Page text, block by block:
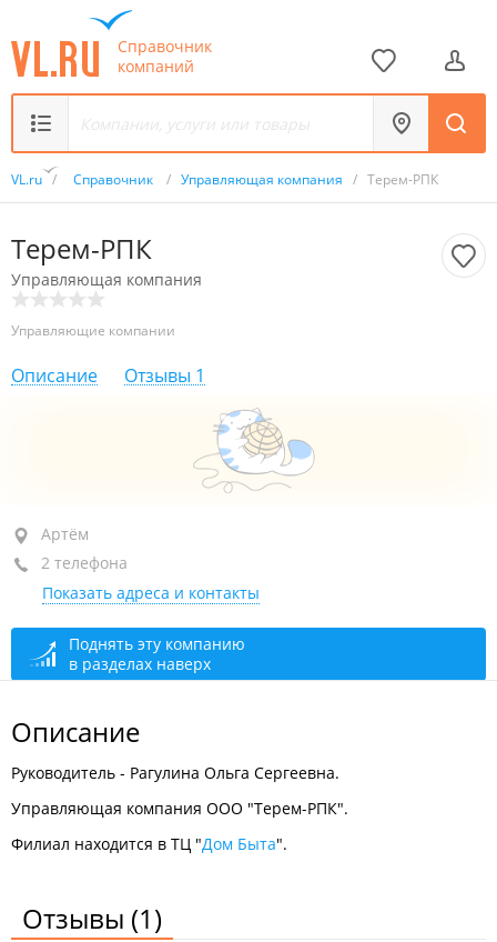
Справочник
компаний
VL.ru / Справочник / Управляющая компания / Терем-РПК
Терем-РПК
Управляющая компания
Управляющие компании
Описание Отзывы 1
Артём, ул. Кирова, 28
ТЦ "Дом Быта", 5-й этаж, оф. 520
+7 (423-37) 7-42-41
+7 902 077-42-41
закрыто, откроется в 08:00
Артём
2 телефона
Показать адреса и контакты
Поднять эту компанию
в разделах наверх
Описание
Руководитель - Рагулина Ольга Сергеевна.
Управляющая компания ООО "Терем-РПК".
Филиал находится в ТЦ "Дом Быта".
Отзывы (1)